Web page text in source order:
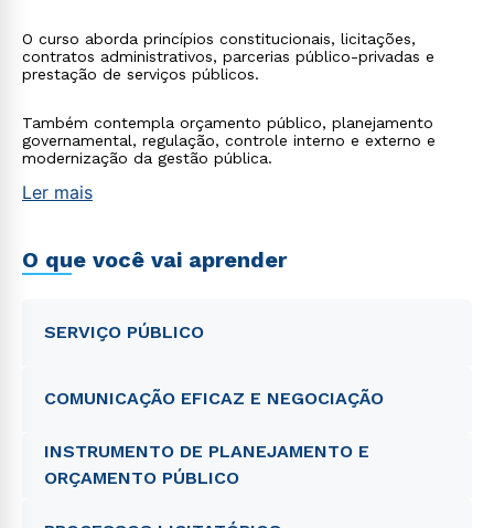
O curso aborda princípios constitucionais, licitações,
contratos administrativos, parcerias público-privadas e
prestação de serviços públicos.
Também contempla orçamento público, planejamento
governamental, regulação, controle interno e externo e
modernização da gestão pública.
Ler mais
O que você vai aprender
SERVIÇO PÚBLICO
COMUNICAÇÃO EFICAZ E NEGOCIAÇÃO
INSTRUMENTO DE PLANEJAMENTO E
ORÇAMENTO PÚBLICO